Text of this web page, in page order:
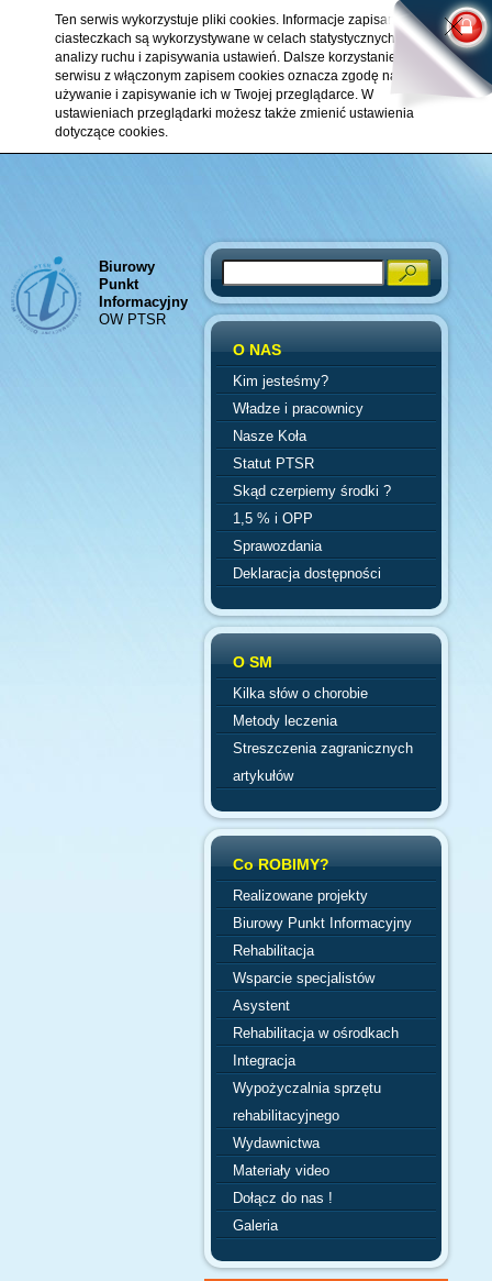
Ten serwis wykorzystuje pliki cookies. Informacje zapisane w
ciasteczkach są wykorzystywane w celach statystycznych,
analizy ruchu i zapisywania ustawień. Dalsze korzystanie z
serwisu z włączonym zapisem cookies oznacza zgodę na ich
używanie i zapisywanie ich w Twojej przeglądarce. W
ustawieniach przeglądarki możesz także zmienić ustawienia
dotyczące cookies.
Biurowy
Punkt
Informacyjny
OW PTSR
Search
O NAS
Kim jesteśmy?
Władze i pracownicy
Nasze Koła
Statut PTSR
Skąd czerpiemy środki ?
1,5 % i OPP
Sprawozdania
Deklaracja dostępności
O SM
Kilka słów o chorobie
Metody leczenia
Streszczenia zagranicznych
artykułów
Co ROBIMY?
Realizowane projekty
Biurowy Punkt Informacyjny
Rehabilitacja
Wsparcie specjalistów
Asystent
Rehabilitacja w ośrodkach
Integracja
Wypożyczalnia sprzętu
rehabilitacyjnego
Wydawnictwa
Materiały video
Dołącz do nas !
Galeria